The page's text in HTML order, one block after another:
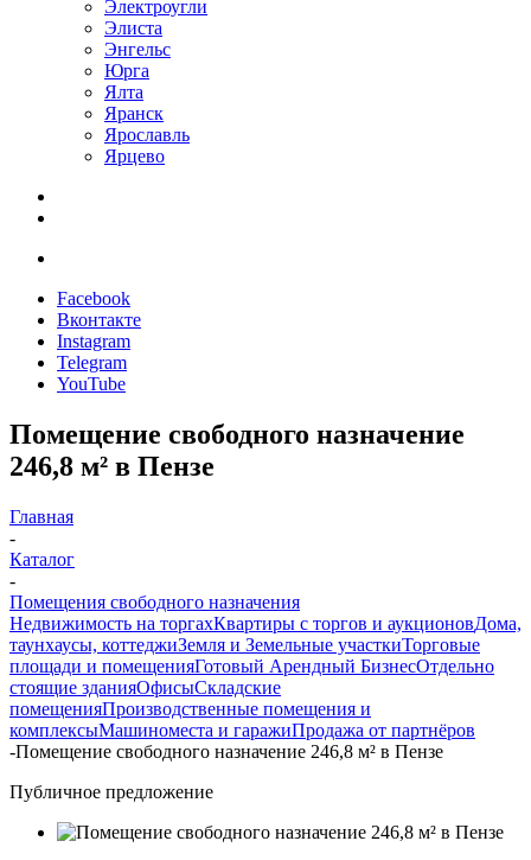
Электроугли
Элиста
Энгельс
Юрга
Ялта
Яранск
Ярославль
Ярцево
Facebook
Вконтакте
Instagram
Telegram
YouTube
Помещение свободного назначение
246,8 м² в Пензе
Главная
-
Каталог
-
Помещения свободного назначения
Недвижимость на торгахКвартиры с торгов и аукционовДома,
таунхаусы, коттеджиЗемля и Земельные участкиТорговые
площади и помещенияГотовый Арендный БизнесОтдельно
стоящие зданияОфисыСкладские
помещенияПроизводственные помещения и
комплексыМашиноместа и гаражиПродажа от партнёров
-Помещение свободного назначение 246,8 м² в Пензе
Публичное предложение